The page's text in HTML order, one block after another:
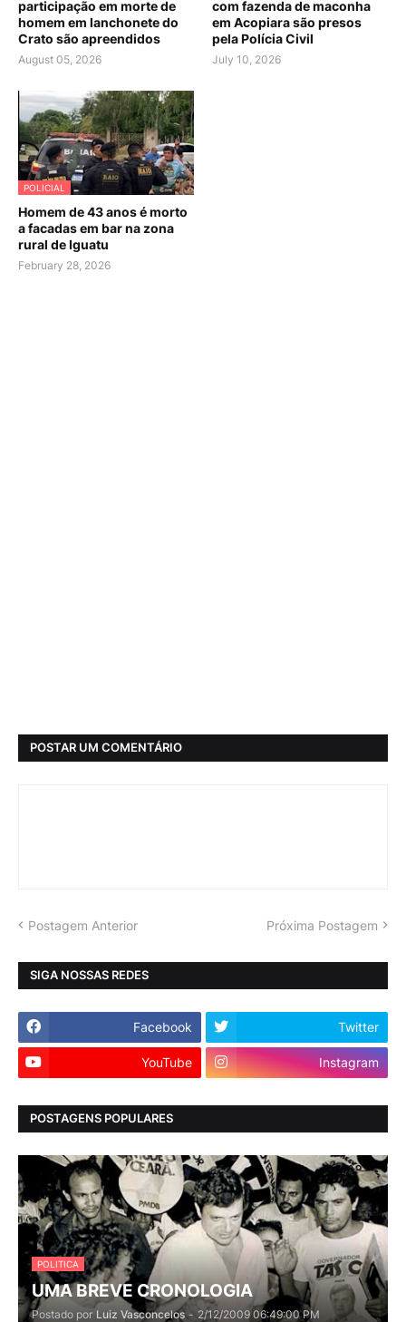
participação em morte de
homem em lanchonete do
Crato são apreendidos
August 05, 2026
com fazenda de maconha
em Acopiara são presos
pela Polícia Civil
July 10, 2026
POLICIAL
Homem de 43 anos é morto
a facadas em bar na zona
rural de Iguatu
February 28, 2026
POSTAR UM COMENTÁRIO
Postagem Anterior Próxima Postagem
SIGA NOSSAS REDES
Facebook Twitter
YouTube Instagram
POSTAGENS POPULARES
POLITICA
UMA BREVE CRONOLOGIA
Postado por Luiz Vasconcelos - 2/12/2009 06:49:00 PM